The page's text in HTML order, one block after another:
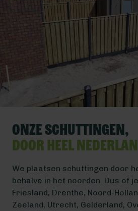
Onze schuttingen,
door heel
We plaatsen schuttingen door
behalve in het noorden. Dus of
Friesland, Drenthe, Noord-
Zeeland, Utrecht, Gelderland,